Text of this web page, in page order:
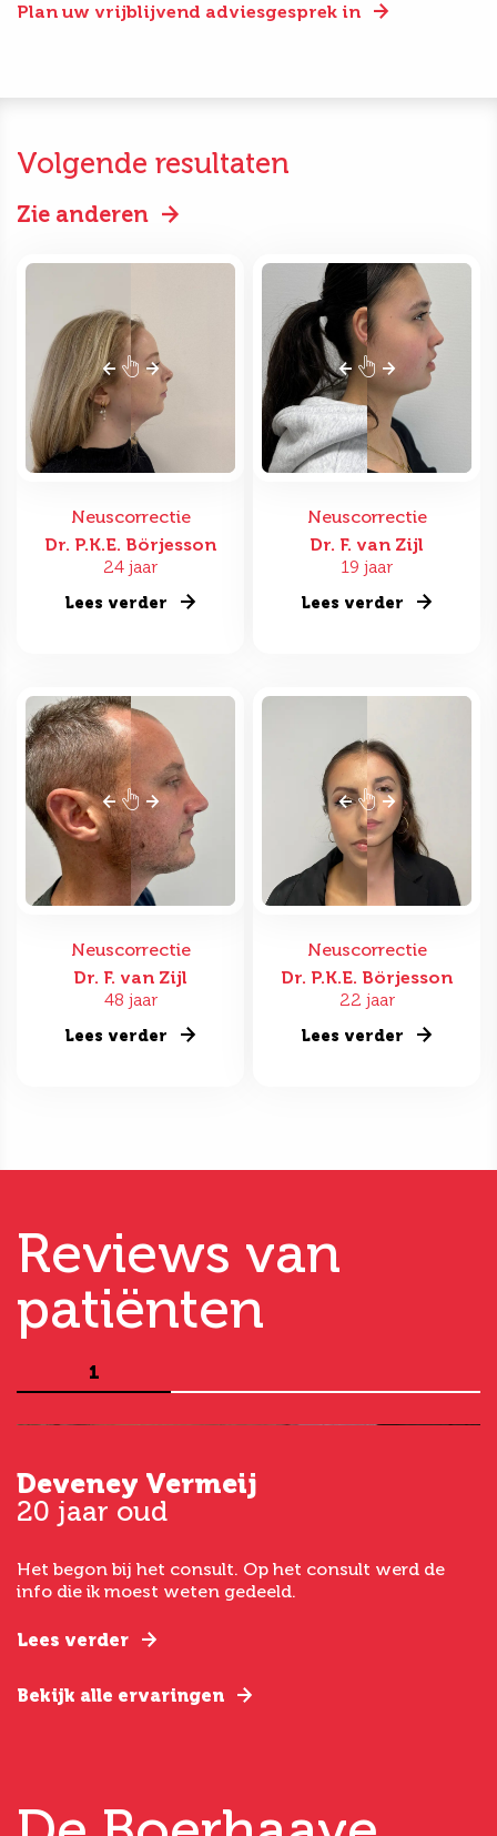
Plan uw vrijblijvend adviesgesprek in
Volgende resultaten
Zie anderen
Neuscorrectie
Dr. P.K.E. Börjesson
24 jaar
Lees verder
Neuscorrectie
Dr. F. van Zijl
19 jaar
Lees verder
Neuscorrectie
Dr. F. van Zijl
48 jaar
Lees verder
Neuscorrectie
Dr. P.K.E. Börjesson
22 jaar
Lees verder
Reviews van
patiënten
1
Deveney Vermeij
20 jaar oud
Het begon bij het consult. Op het consult werd de
info die ik moest weten gedeeld.
Lees verder
Bekijk alle ervaringen